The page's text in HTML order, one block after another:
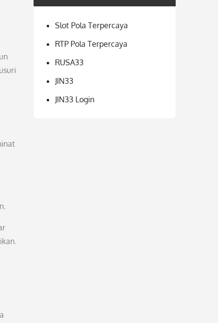
Slot Pola Terpercaya
RTP Pola Terpercaya
RUSA33
JIN33
JIN33 Login